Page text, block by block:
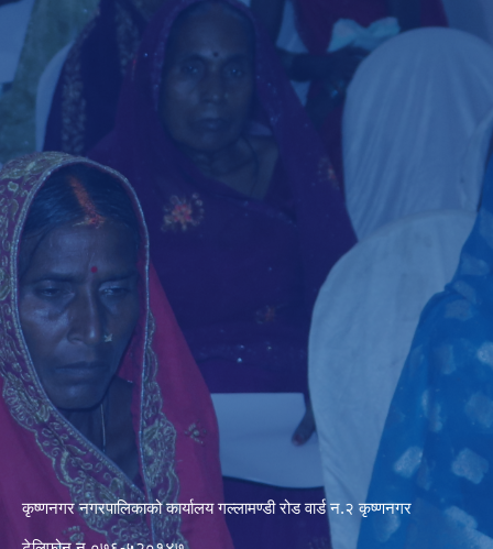
कृष्णनगर नगरपालिकाको कार्यालय गल्लामण्डी रोड वार्ड न.२ कृष्णनगर